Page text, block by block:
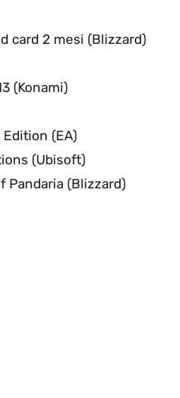
card 2 mesi (Blizzard)
(Konami)
(EA)
(Ubisoft)
Pandaria (Blizzard)